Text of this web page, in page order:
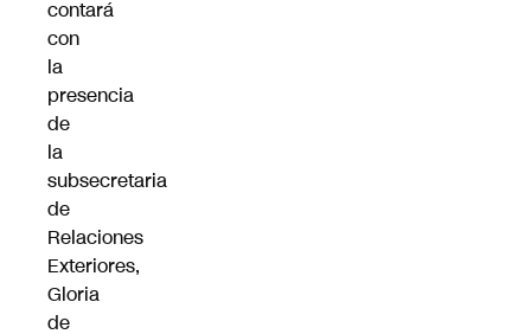
contará
con
la
presencia
de
la
subsecretaria
de
Relaciones
Exteriores,
Gloria
de